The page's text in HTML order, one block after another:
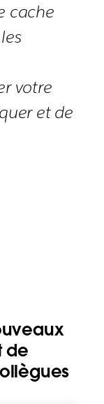
cache
votre
et de
de